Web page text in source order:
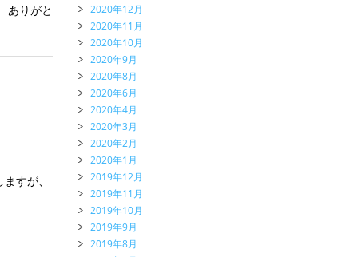
ありがと
すが、
2020年12月
2020年11月
2020年10月
2020年9月
2020年8月
2020年6月
2020年4月
2020年3月
2020年2月
2020年1月
2019年12月
2019年11月
2019年10月
2019年9月
2019年8月